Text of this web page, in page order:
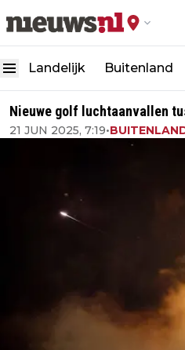
Landelijk Buitenland
Nieuwe golf luchtaanvallen
21 JUN 2025, 7:19•